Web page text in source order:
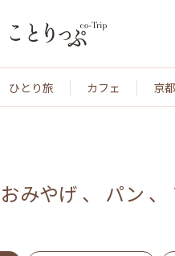
ひとり旅 カフェ 京都
おみやげ 、 パン 、